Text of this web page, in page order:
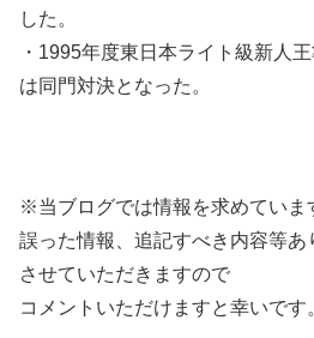
した。
・1995年度東日本ライト級新人
は同門対決となった。
※当ブログでは情報を求めていま
誤った情報、追記すべき内容等
させていただきますので
コメントいただけますと幸いです